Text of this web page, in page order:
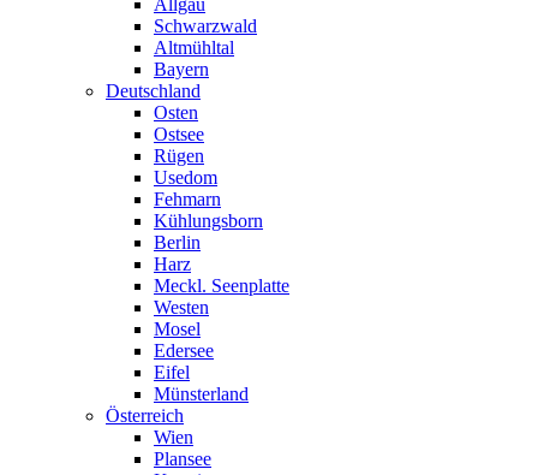
Allgäu
Schwarzwald
Altmühltal
Bayern
Deutschland
Osten
Ostsee
Rügen
Usedom
Fehmarn
Kühlungsborn
Berlin
Harz
Meckl. Seenplatte
Westen
Mosel
Edersee
Eifel
Münsterland
Österreich
Wien
Plansee